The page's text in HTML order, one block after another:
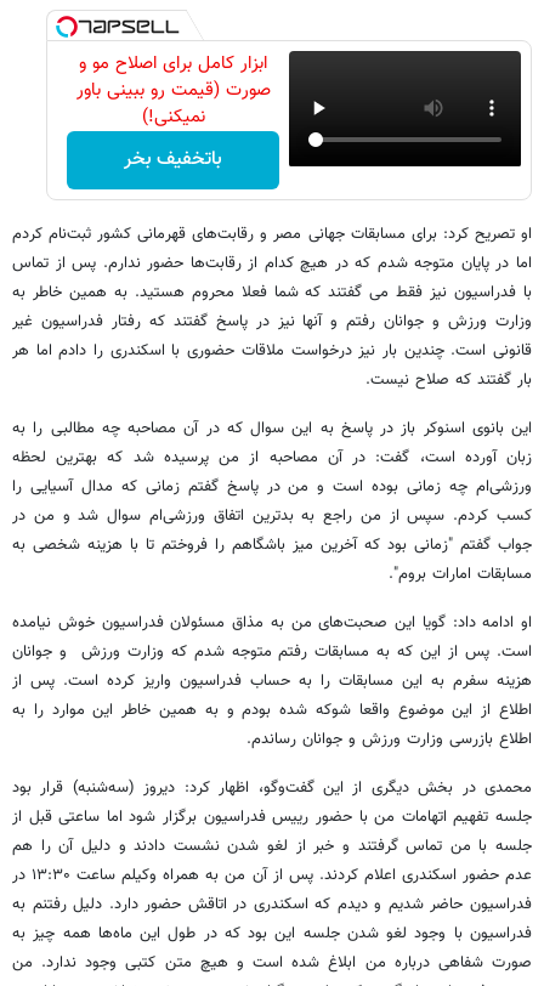
ابزار کامل برای اصلاح مو و
صورت (قیمت رو ببینی باور
نمیکنی!)
باتخفیف بخر
او تصریح کرد: برای مسابقات جهانی مصر و رقابت‌های قهرمانی کشور ثبت‌نام کردم
اما در پایان متوجه شدم که در هیچ کدام از رقابت‌ها حضور ندارم. پس از تماس
با فدراسیون نیز فقط می گفتند که شما فعلا محروم هستید. به همین خاطر به
وزارت ورزش و جوانان رفتم و آنها نیز در پاسخ گفتند که رفتار فدراسیون غیر
قانونی است. چندین بار نیز درخواست ملاقات حضوری با اسکندری را دادم اما هر
بار گفتند که صلاح نیست.
این بانوی اسنوکر باز در پاسخ به این سوال که در آن مصاحبه چه مطالبی را به
زبان آورده است، گفت‌: در آن مصاحبه از من پرسیده شد که بهترین لحظه‌
ورزشی‌ام چه زمانی بوده است و من در پاسخ گفتم زمانی که مدال آسیایی را
کسب کردم. سپس از من راجع‌ به بدترین اتفاق ورزشی‌ام سوال شد و من در
جواب گفتم "زمانی بود که آخرین میز باشگاهم را فروختم تا با هزینه شخصی به
مسابقات امارات بروم".
او ادامه‌ داد: گویا این صحبت‌های من به مذاق مسئولان فدراسیون خوش نیامده
است. پس از این که به مسابقات رفتم متوجه شدم که وزارت ورزش و جوانان
هزینه سفرم به این مسابقات را به حساب فدراسیون واریز کرده است. پس از
اطلاع از این موضوع واقعا شوکه شده بودم و به همین خاطر این موارد را به
اطلاع بازرسی وزارت ورزش و جوانان رساندم.
محمدی در بخش دیگری از این گفت‌وگو، اظهار کرد: دیروز (سه‌شنبه) قرار بود
جلسه تفهیم اتهامات من با حضور رییس فدراسیون برگزار شود اما ساعتی قبل از
جلسه با من تماس گرفتند و خبر از لغو شدن نشست دادند و دلیل آن را هم
عدم حضور اسکندری اعلام کردند. پس از آن من به همراه وکیلم ساعت ۱۳:۳۰ در
فدراسیون حاضر شدیم و دیدم که اسکندری در اتاقش حضور دارد. دلیل رفتنم به
فدراسیون با وجود لغو شدن جلسه این بود که در طول این ماه‌ها همه چیز به
صورت شفاهی درباره من ابلاغ شده است و هیچ متن کتبی وجود ندارد. من